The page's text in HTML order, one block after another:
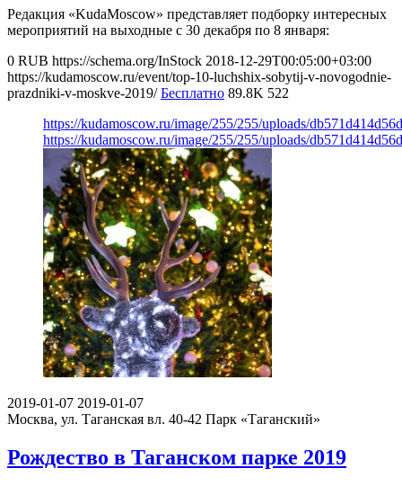
Редакция «KudaMoscow» представляет подборку интересных
мероприятий на выходные с 30 декабря по 8 января:
0 RUB https://schema.org/InStock 2018-12-29T00:05:00+03:00
https://kudamoscow.ru/event/top-10-luchshix-sobytij-v-novogodnie-
prazdniki-v-moskve-2019/ Бесплатно 89.8K 522
https://kudamoscow.ru/image/255/255/uploads/
https://kudamoscow.ru/image/255/255/uploads/
2019-01-07 2019-01-07
Москва, ул. Таганская вл. 40-42 Парк «Таганский»
Рождество в Таганском парке 2019